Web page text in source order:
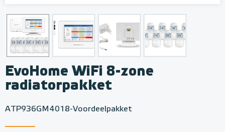
EvoHome WiFi 8-zone
radiatorpakket
ATP936GM4018-Voordeelpakket